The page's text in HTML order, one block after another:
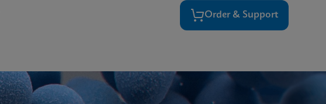
Order & Support